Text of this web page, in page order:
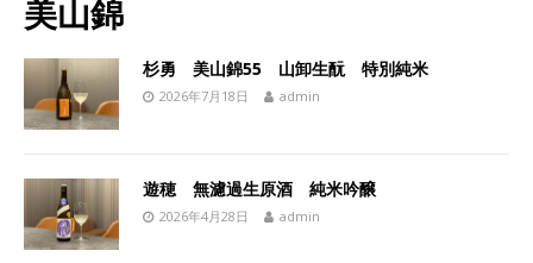
美山錦
杉勇 美山錦55 山卸生酛 特別純米
2026年7月18日 admin
遊穂 無濾過生原酒 純米吟醸
2026年4月28日 admin